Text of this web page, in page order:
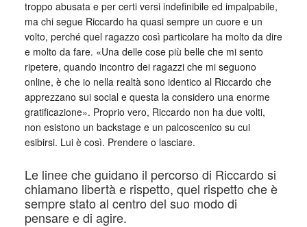
troppo abusata e per certi versi indefinibile ed impalpabile,
ma chi segue Riccardo ha quasi sempre un cuore e un
volto, perché quel ragazzo così particolare ha molto da dire
e molto da fare. «Una delle cose più belle che mi sento
ripetere, quando incontro dei ragazzi che mi seguono
online, è che io nella realtà sono identico al Riccardo che
apprezzano sui social e questa la considero una enorme
gratificazione». Proprio vero, Riccardo non ha due volti,
non esistono un backstage e un palcoscenico su cui
esibirsi. Lui è così. Prendere o lasciare.
Le linee che guidano il percorso di Riccardo si
chiamano libertà e rispetto, quel rispetto che è
sempre stato al centro del suo modo di
pensare e di agire.